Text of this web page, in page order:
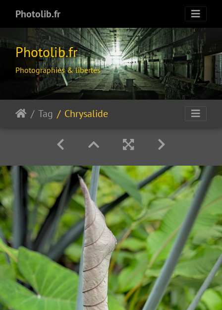
Photolib.fr
Photolib.fr
Photographies & libertés
Tag Chrysalide